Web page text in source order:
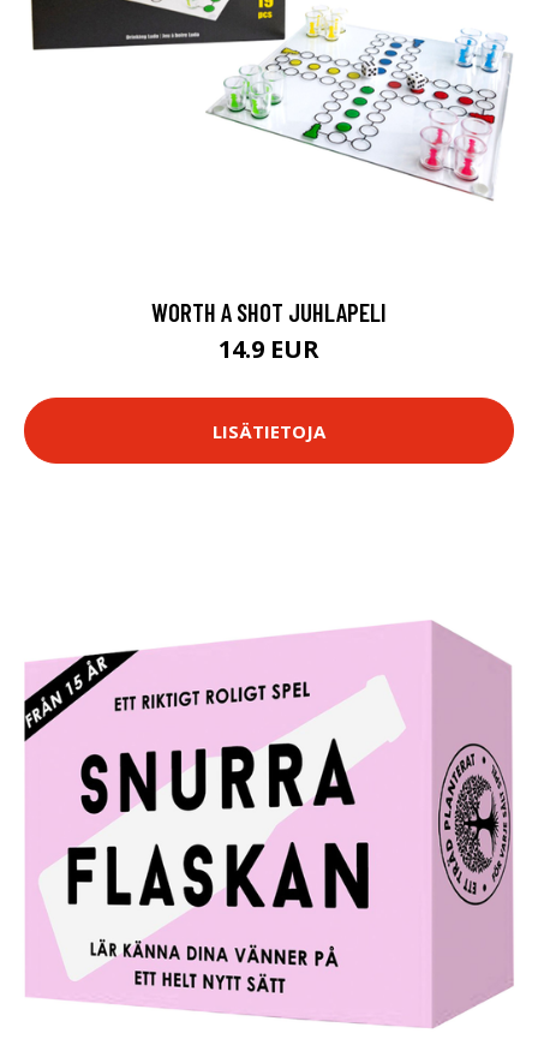
WORTH A SHOT JUHLAPELI
14.9 EUR
LISÄTIETOJA